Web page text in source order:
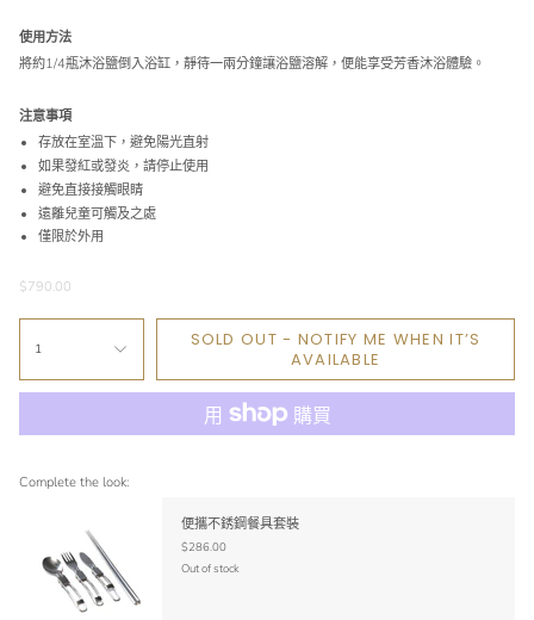
使用方法
將約1/4瓶沐浴鹽倒入浴缸，靜待一兩分鐘讓浴鹽溶解，便能享受芳香沐浴體驗。
注意事項
存放在室溫下，避免陽光直射
如果發紅或發炎，請停止使用
避免直接接觸眼睛
遠離兒童可觸及之處
僅限於外用
$790.00
1
SOLD OUT - NOTIFY ME WHEN IT’S
AVAILABLE
Complete the look:
便攜不銹鋼餐具套裝
$286.00
Out of stock